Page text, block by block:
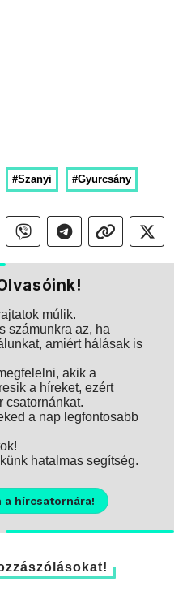
#Szanyi #Gyurcsány
múlik.
számunkra az, ha
amiért hálásak is
akik a
a híreket, ezért
csatornánkat.
a nap legfontosabb
hatalmas segítség.
a hírcsatornára!